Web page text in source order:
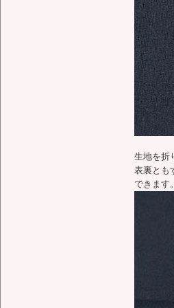
生地を折
表裏とも
できます。